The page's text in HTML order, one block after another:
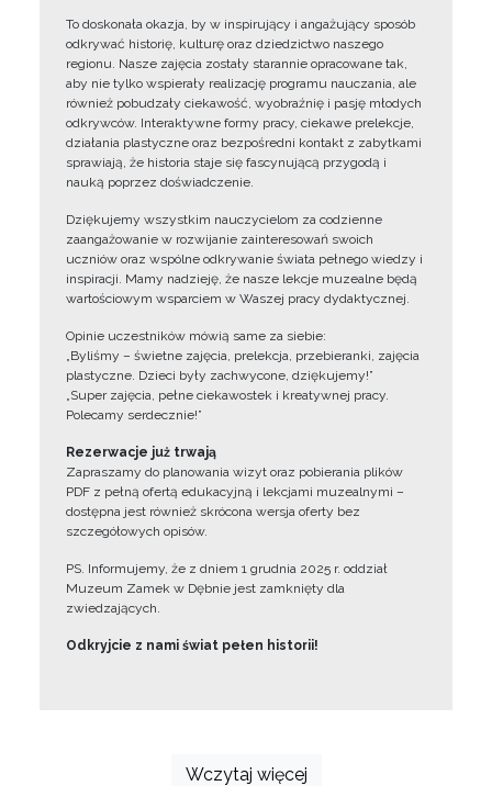
To doskonała okazja, by w inspirujący i angażujący sposób
odkrywać historię, kulturę oraz dziedzictwo naszego
regionu. Nasze zajęcia zostały starannie opracowane tak,
aby nie tylko wspierały realizację programu nauczania, ale
również pobudzały ciekawość, wyobraźnię i pasję młodych
odkrywców. Interaktywne formy pracy, ciekawe prelekcje,
działania plastyczne oraz bezpośredni kontakt z zabytkami
sprawiają, że historia staje się fascynującą przygodą i
nauką poprzez doświadczenie.
Dziękujemy wszystkim nauczycielom za codzienne
zaangażowanie w rozwijanie zainteresowań swoich
uczniów oraz wspólne odkrywanie świata pełnego wiedzy i
inspiracji. Mamy nadzieję, że nasze lekcje muzealne będą
wartościowym wsparciem w Waszej pracy dydaktycznej.
Opinie uczestników mówią same za siebie:
„Byliśmy – świetne zajęcia, prelekcja, przebieranki, zajęcia
plastyczne. Dzieci były zachwycone, dziękujemy!”
„Super zajęcia, pełne ciekawostek i kreatywnej pracy.
Polecamy serdecznie!”
Rezerwacje już trwają
Zapraszamy do planowania wizyt oraz pobierania plików
PDF z pełną ofertą edukacyjną i lekcjami muzealnymi –
dostępna jest również skrócona wersja oferty bez
szczegółowych opisów.
PS. Informujemy, że z dniem 1 grudnia 2025 r. oddział
Muzeum Zamek w Dębnie jest zamknięty dla
zwiedzających.
Odkryjcie z nami świat pełen historii!
Wczytaj więcej